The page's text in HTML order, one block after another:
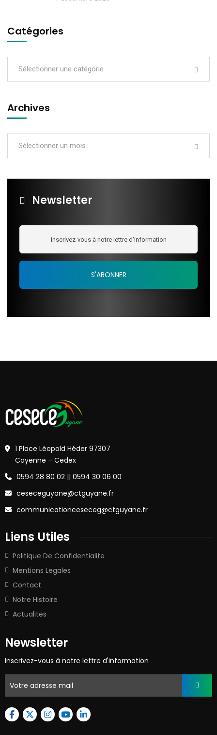
Catégories
Sélectionner une catégorie
Archives
Sélectionner un mois
Newsletter
1 Place Léopold Héder 97307
Cayenne – Cedex
0594 28 80 02 || 0594 30 06 00
ceseceguyane@ctguyane.fr
communicationceseceg@ctguyane.fr
Liens Utiles
Politique De Confidentialite
Mentions Legales
Contact
Notre Histoire
Actualites
Newsletter
Inscrivez-vous à notre lettre d'information